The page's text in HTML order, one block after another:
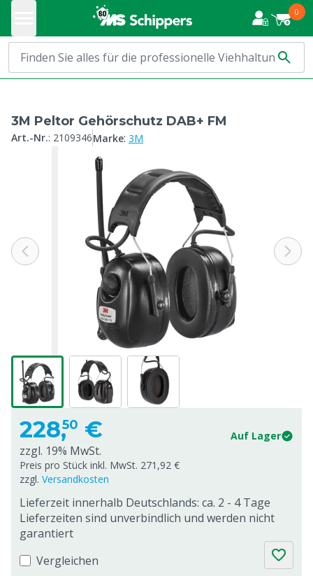
0
3M Peltor Gehörschutz DAB+ FM
Art.-Nr.: 2109346Marke: 3M
228,50 € Auf Lager
zzgl. 19% MwSt.
Preis pro Stück inkl. MwSt. 271,92 €
zzgl. Versandkosten
Lieferzeit innerhalb Deutschlands: ca. 2 - 4 Tage
Lieferzeiten sind unverbindlich und werden nicht
garantiert
Vergleichen